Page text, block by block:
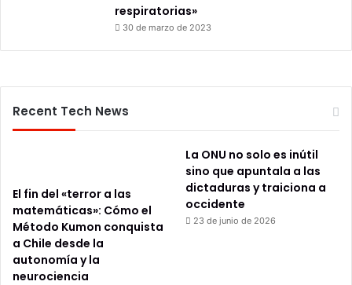
respiratorias»
30 de marzo de 2023
Recent Tech News
El fin del «terror a las
matemáticas»: Cómo el
Método Kumon conquista
a Chile desde la
autonomía y la
neurociencia
La ONU no solo es inútil
sino que apuntala a las
dictaduras y traiciona a
occidente
23 de junio de 2026